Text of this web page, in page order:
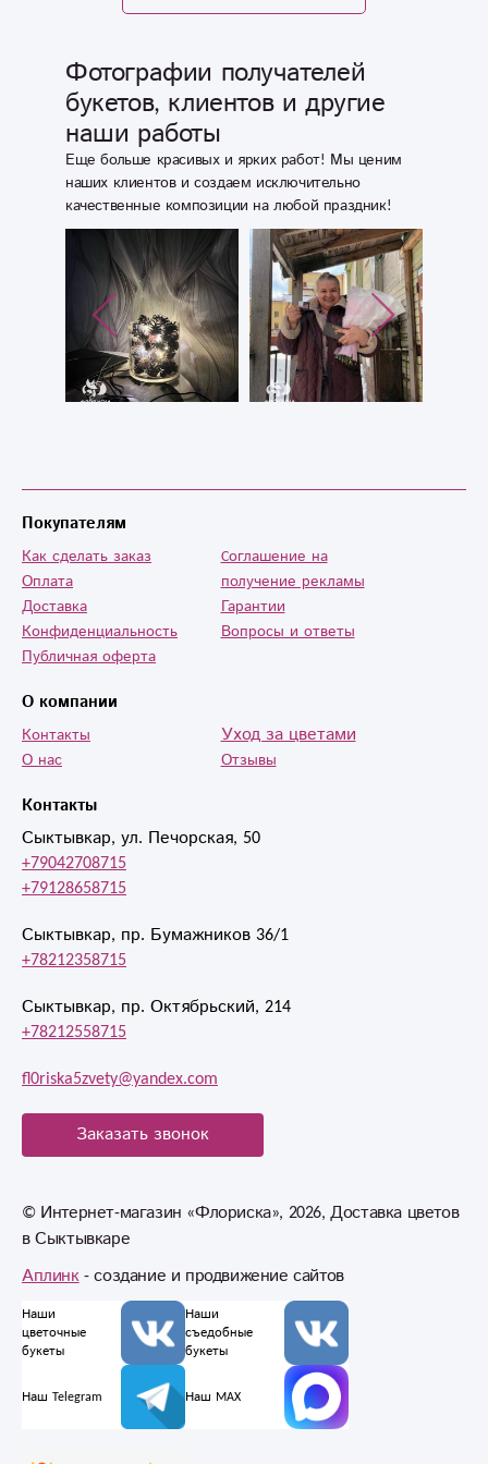
Фотографии получателей
букетов, клиентов и другие
наши работы
Еще больше красивых и ярких работ! Мы ценим
наших клиентов и создаем исключительно
качественные композиции на любой праздник!
Контакты
Сыктывкар, ул. Печорская, 50
+79042708715
+79128658715
Сыктывкар, пр. Бумажников 36/1
+78212358715
Сыктывкар, пр. Октябрьский, 214
+78212558715
fl0riska5zvety@yandex.com
Заказать звонок
Покупателям
Как сделать заказ
Оплата
Доставка
Конфиденциальность
Публичная оферта
Cоглашение на
получение рекламы
Гарантии
Вопросы и ответы
О компании
Контакты
О нас
Уход за цветами
Отзывы
© Интернет-магазин «Флориска», 2026, Доставка цветов
в Сыктывкаре
Аплинк- создание и продвижение сайтов
Наши
цветочные
букеты
Наши
съедобные
букеты
Наш Telegram Наш MAX